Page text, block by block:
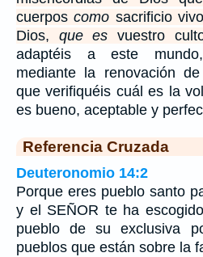
cuerposcomo sacrificio
Dios, que es vuestro
adaptéis a este
mediante la renovación
que verifiquéis cuál es la
es bueno, aceptable y
Referencia Cruzada
Deuteronomio 14:2
Porque eres pueblo santo
y el SEÑOR te ha
pueblo de su exclusiva
pueblos que están sobre la